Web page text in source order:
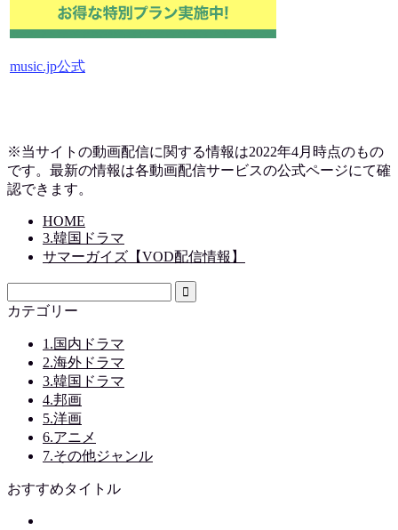
music.jp公式
※当サイトの動画配信に関する情報は2022年4月時点のもの
です。最新の情報は各動画配信サービスの公式ページにて確
認できます。
HOME
3.韓国ドラマ
サマーガイズ【VOD配信情報】
カテゴリー
1.国内ドラマ
2.海外ドラマ
3.韓国ドラマ
4.邦画
5.洋画
6.アニメ
7.その他ジャンル
おすすめタイトル